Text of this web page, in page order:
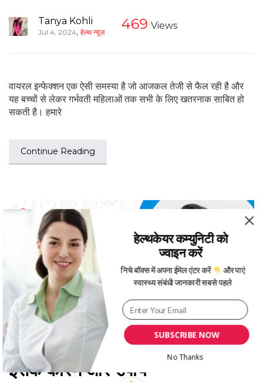
Tanya Kohli
Jul 4, 2024, हेल्थ न्यूज़ 469 Views
वायरल इन्फेक्शन एक ऐसी समस्या है जो आजकल तेजी से फैल रही है और
यह बच्चों से लेकर गर्भवती महिलाओं तक सभी के लिए खतरनाक साबित हो
सकती है। हमारे
Continue Reading
क्यों होता है लड़कियों में वाइट डिस्चार्ज?
इसके कारण और उपाय
SUBSCRIBE NOW
हेल्थकेयर कम्युनिटी को
ज्वाइन करें
निचे बॉक्स में अपना ईमेल एंटर करें
और पाएं
स्वास्थ्य संबंधी जानकारी सबसे पहले
No Thanks